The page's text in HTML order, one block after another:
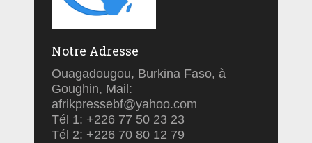
Notre Adresse
Ouagadougou, Burkina Faso, à
Goughin, Mail:
afrikpressebf@yahoo.com
Tél 1: +226 77 50 23 23
Tél 2: +226 70 80 12 79